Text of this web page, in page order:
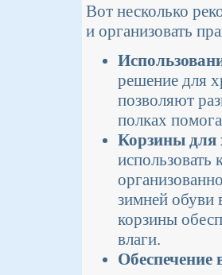
Вот несколько
и организовать
решение для
позволяют
полках
Корзины для
использовать
зимней обуви
корзины
влаги.
Обеспечение